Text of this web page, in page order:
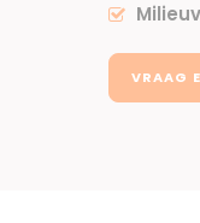
VRAAG